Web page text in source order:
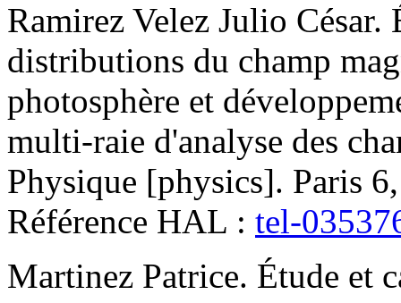
Ramirez Velez Julio César.
distributions du champ
photosphère et
multi-raie d'analyse des
Physique [physics]. Paris
Référence HAL : tel-
Martinez Patrice. Étude et